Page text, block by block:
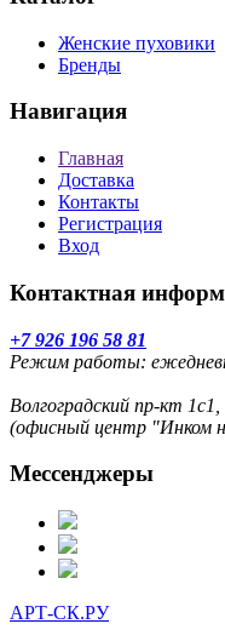
Женские пуховики
Бренды
Навигация
Главная
Доставка
Контакты
Регистрация
Вход
Контактная
+7 926 196 58 81
Режим работы:
Волгоградский пр-кт
(офисный центр "Инком
Мессенджеры
АРТ-СК.РУ